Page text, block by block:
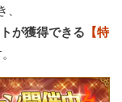
が獲得できる 【特